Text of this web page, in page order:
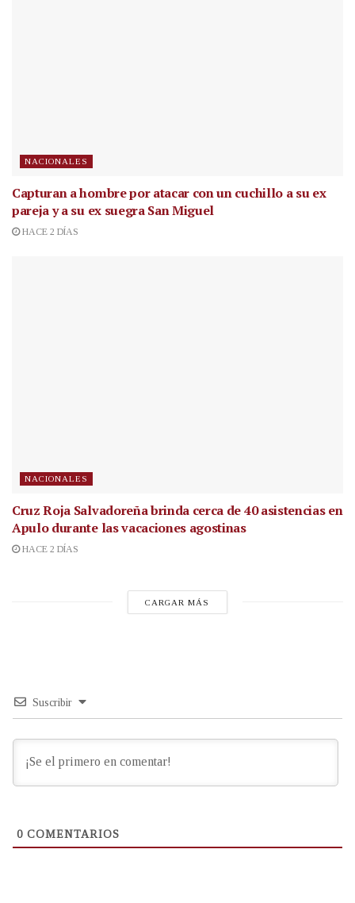
NACIONALES
Capturan a hombre por atacar con un cuchillo a su ex
pareja y a su ex suegra San Miguel
HACE 2 DÍAS
NACIONALES
Cruz Roja Salvadoreña brinda cerca de 40 asistencias en
Apulo durante las vacaciones agostinas
HACE 2 DÍAS
CARGAR MÁS
Suscribir
0 COMENTARIOS